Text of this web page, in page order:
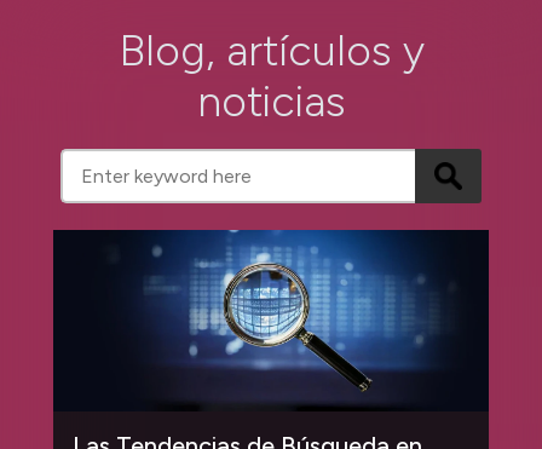
Blog, artículos y
noticias